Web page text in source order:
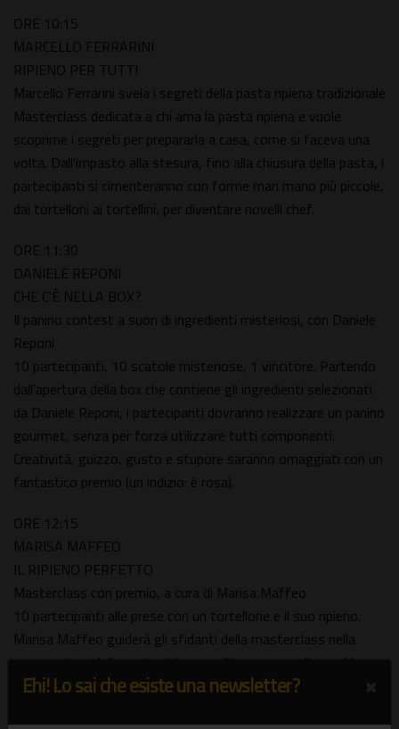
ORE 10:15
MARCELLO FERRARINI
RIPIENO PER TUTTI
Marcello Ferrarini svela i segreti della pasta ripiena tradizionale
Masterclass dedicata a chi ama la pasta ripiena e vuole
scoprirne i segreti per prepararla a casa, come si faceva una
volta. Dall'impasto alla stesura, fino alla chiusura della pasta, i
partecipanti si cimenteranno con forme man mano più piccole,
dai tortelloni ai tortellini, per diventare novelli chef.
ORE 11:30
DANIELE REPONI
CHE C'È NELLA BOX?
Il panino contest a suon di ingredienti misteriosi, con Daniele
Reponi
10 partecipanti, 10 scatole misteriose, 1 vincitore. Partendo
dall'apertura della box che contiene gli ingredienti selezionati
da Daniele Reponi, i partecipanti dovranno realizzare un panino
gourmet, senza per forza utilizzare tutti componenti.
Creatività, guizzo, gusto e stupore saranno omaggiati con un
fantastico premio (un indizio: è rosa).
ORE 12:15
MARISA MAFFEO
IL RIPIENO PERFETTO
Masterclass con premio, a cura di Marisa Maffeo
10 partecipanti alle prese con un tortellone e il suo ripieno.
Marisa Maffeo guiderà gli sfidanti della masterclass nella
preparazione della pasta ripiena emiliana per eccellenza. Una
volta eseguita la ricetta, saranno i presenti a doverla replicare.
Ehi! Lo sai che esiste una newsletter?